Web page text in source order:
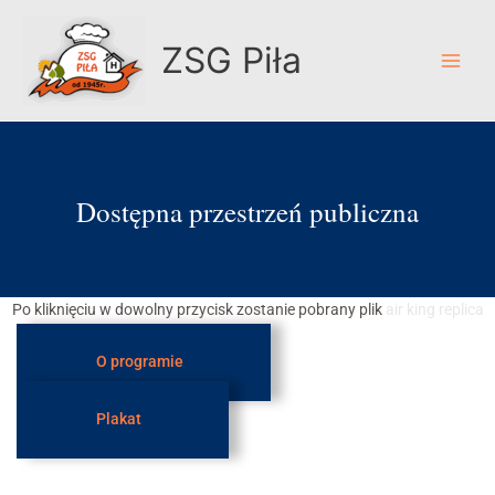
ZSG Piła
Dostępna przestrzeń publiczna
Po kliknięciu w dowolny przycisk zostanie pobrany plik air king replica
O programie
Plakat